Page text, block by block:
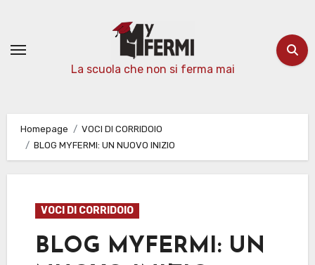
contenuto
La scuola che non si ferma mai
Homepage
VOCI DI CORRIDOIO
BLOG MYFERMI: UN NUOVO INIZIO
VOCI DI CORRIDOIO
BLOG MYFERMI: UN